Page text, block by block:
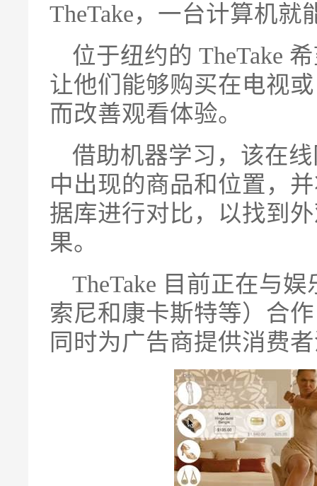
TheTake，一台计算机
位于纽约的 TheTake
让他们能够购买在电视
而改善观看体验。
借助机器学习，该在
中出现的商品和位置，
据库进行对比，以找到
果。
TheTake 目前正在与
索尼和康卡斯特等）合
同时为广告商提供消费